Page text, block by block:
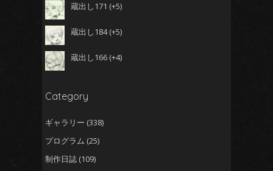
蔵出し171 +5
蔵出し184 +5
蔵出し166 +4
Category
ギャラリー (338)
プログラム (25)
制作日誌 (109)